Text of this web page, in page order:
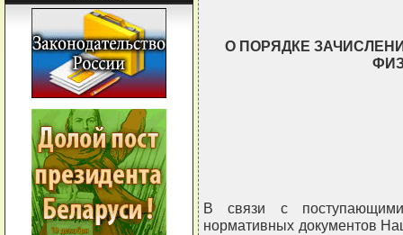
О ПОРЯДКЕ
В связи с
нормативных документов